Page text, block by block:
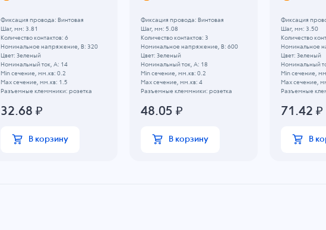
Фиксация провода: Винтовая
Шаг, мм: 3.81
Количество контактов: 6
Номинальное напряжение, B: 320
Цвет: Зеленый
Номинальный ток, А: 14
Min сечение, мм.кв: 0.2
Max сечение, мм.кв: 1.5
Разъемные клеммники: розетка
32.68 ₽
В корзину
Фиксация провода: Винтовая
Шаг, мм: 5.08
Количество контактов: 3
Номинальное напряжение, B: 600
Цвет: Зеленый
Номинальный ток, А: 18
Min сечение, мм.кв: 0.2
Max сечение, мм.кв: 4
Разъемные клеммники: розетка
48.05 ₽
В корзину
Фиксация
Шаг, мм: 3.50
Количество
Номинальное
Цвет: Зеленый
Номинальный
Min сечение,
Max сечение,
Разъемные
71.42 ₽
В